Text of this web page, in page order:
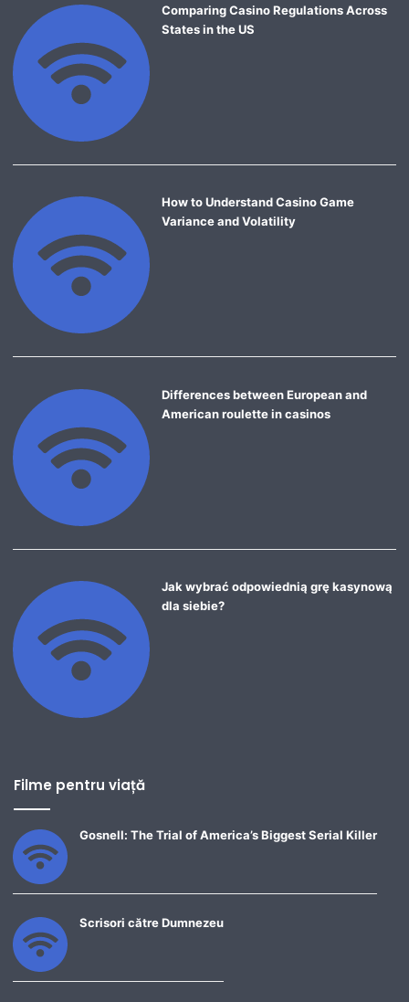
Comparing Casino Regulations Across
States in the US
How to Understand Casino Game
Variance and Volatility
Differences between European and
American roulette in casinos
Jak wybrać odpowiednią grę kasynową
dla siebie?
Filme pentru viață
Gosnell: The Trial of America’s Biggest Serial Killer
Scrisori către Dumnezeu